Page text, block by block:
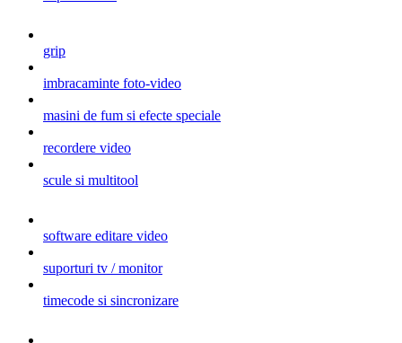
grip
imbracaminte foto-video
masini de fum si efecte speciale
recordere video
scule si multitool
software editare video
suporturi tv / monitor
timecode si sincronizare